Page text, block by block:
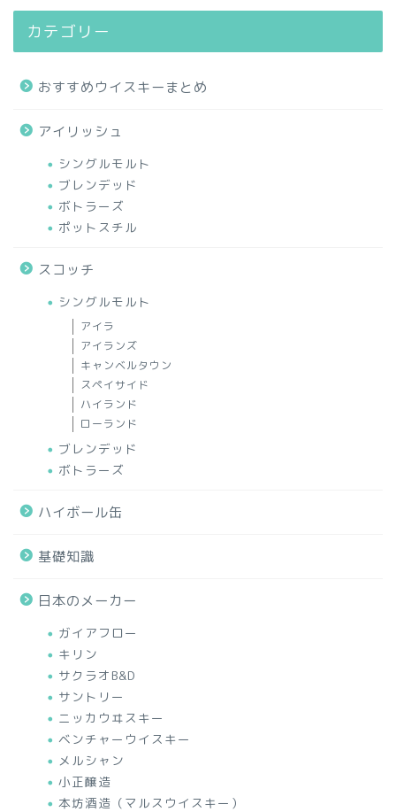
カテゴリー
おすすめウイスキーまとめ
アイリッシュ
シングルモルト
ブレンデッド
ボトラーズ
ポットスチル
スコッチ
シングルモルト
アイラ
アイランズ
キャンベルタウン
スペイサイド
ハイランド
ローランド
ブレンデッド
ボトラーズ
ハイボール缶
基礎知識
日本のメーカー
ガイアフロー
キリン
サクラオB&D
サントリー
ニッカウヰスキー
ベンチャーウイスキー
メルシャン
小正醸造
本坊酒造（マルスウイスキー）